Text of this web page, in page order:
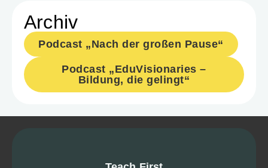
Archiv
Podcast „Nach der großen Pause“
Podcast „EduVi­sio­na­ries –
Bildung, die gelingt“